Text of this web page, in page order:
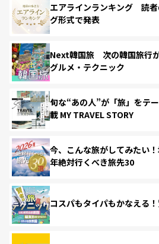
エアラインランキング 読
グ形式で発表
Next韓国旅 次の韓国旅行
グルメ・テクニック
旬な“あの人”が「旅」をテ
載 MY TRAVEL STORY
今、こんな旅がしてみたい
年絶対行くべき旅先30
コスパもタイパもかなえる